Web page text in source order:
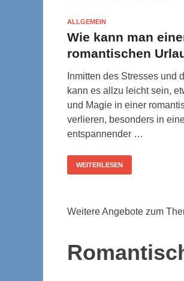
ALLGEMEIN
Wie kann man
romantischen
Inmitten des Stresses und
kann es allzu leicht sein,
und Magie in einer
verlieren, besonders in
entspannender …
WEITERLESEN
Weitere Angebote zum